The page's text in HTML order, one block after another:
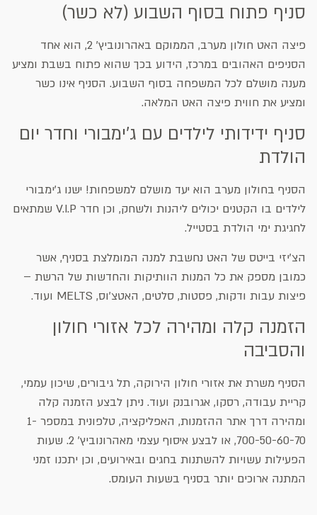
סניף פתוח בסוף השבוע (לא כשר)
פיצה האט חולון מערב, הממוקם באהרונוביץ' 2, הוא אחד
הסניפים האהובים במרכז, הידוע בכך שהוא פתוח בשבת ומציע
מענה מושלם לכל המשפחה בסוף השבוע. הסניף אינו כשר
ומציע את חווית פיצה האט המלאה.
סניף ידידותי לילדים עם ג'ימבורי וחדר יום
הולדת
הסניף בחולון מערב הוא יעד מושלם למשפחות! ישנו ג'ימבורי
לילדים בו הקטנים יכולים ליהנות ולשחק, וכן חדר V.I.P שמתאים
לחגיגת ימי הולדת בסטייל.
הצ'יזי בייטס של האט נחשבת למנה המומלצת בסניף, אשר
כמובן מספק את כל המנות הוותיקות והחדשות של הרשת –
פיצות עבות ודקות, פסטות, סלטים, האטצ'וס, MELTS ועוד.
הזמנה קלה ומהירה לכל אזורי חולון
והסביבה
הסניף משרת את אזורי חולון הירוקה, תל גיבורים, שיכון עממי,
קריית עבודה, רסקו, אגרובנק ועוד. ניתן לבצע הזמנה קלה
ומהירה דרך אתר ההזמנות, האפליקציה, טלפונית במספר 1-
700-50-60-70, או לבצע איסוף עצמי מאהרונוביץ' 2. שעות
הפעילות עשויות להשתנות בחגים ובאירועים, וכן יתכנו זמני
המתנה ארוכים יותר בסניף בשעות העומס.